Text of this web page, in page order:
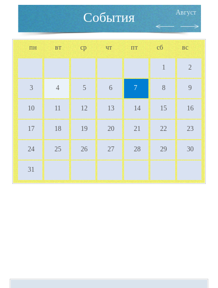
События Август
пн вт ср чт пт сб вс
1 2
3 4 5 6 7 8 9
10 11 12 13 14 15 16
17 18 19 20 21 22 23
24 25 26 27 28 29 30
31